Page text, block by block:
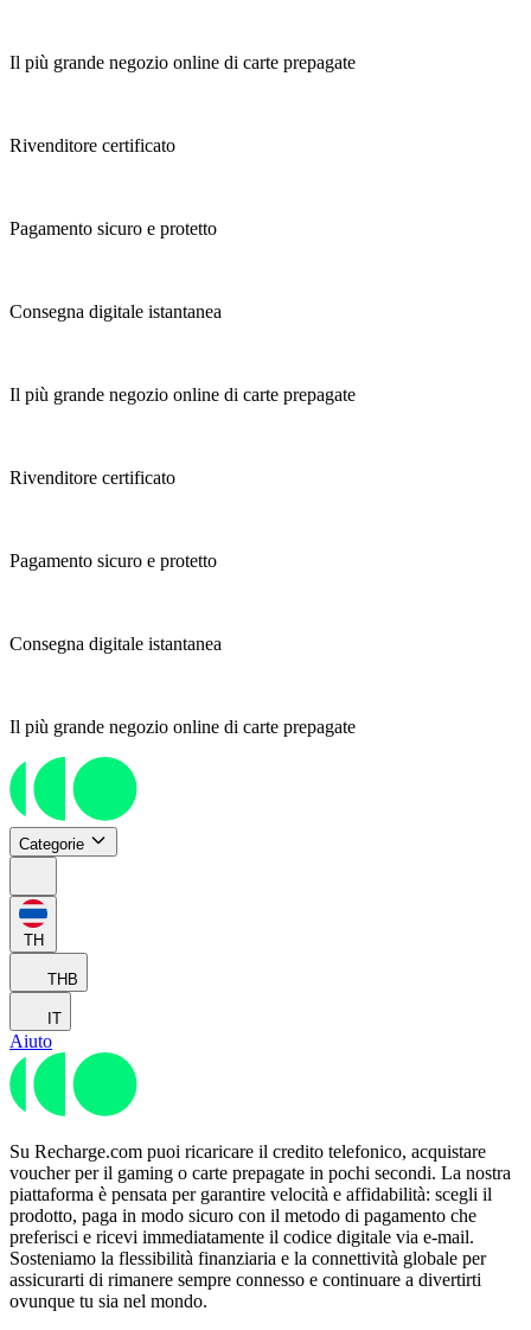
Il più grande negozio online di carte prepagate
Rivenditore certificato
Pagamento sicuro e protetto
Consegna digitale istantanea
Il più grande negozio online di carte prepagate
Rivenditore certificato
Pagamento sicuro e protetto
Consegna digitale istantanea
Il più grande negozio online di carte prepagate
Categorie
TH
THB
IT
Aiuto
Su Recharge.com puoi ricaricare il credito telefonico, acquistare
voucher per il gaming o carte prepagate in pochi secondi. La nostra
piattaforma è pensata per garantire velocità e affidabilità: scegli il
prodotto, paga in modo sicuro con il metodo di pagamento che
preferisci e ricevi immediatamente il codice digitale via e-mail.
Sosteniamo la flessibilità finanziaria e la connettività globale per
assicurarti di rimanere sempre connesso e continuare a divertirti
ovunque tu sia nel mondo.